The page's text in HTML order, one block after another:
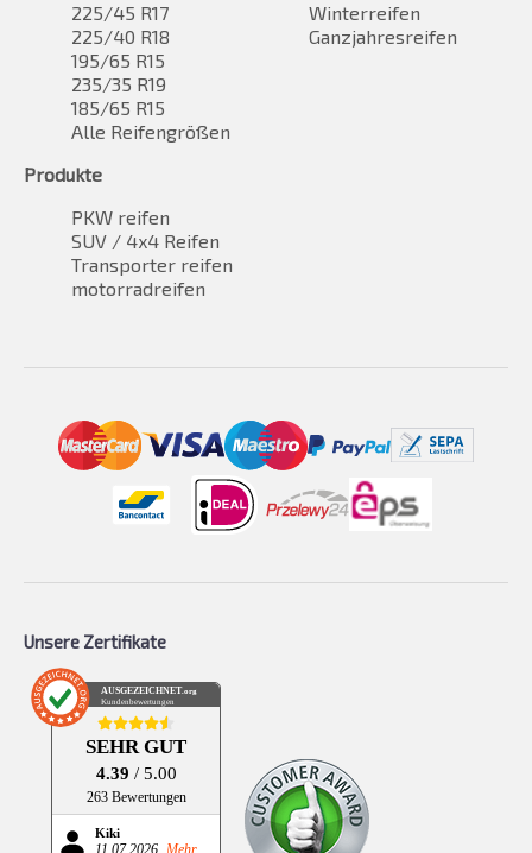
225/45 R17
225/40 R18
195/65 R15
235/35 R19
185/65 R15
Alle Reifengrößen
Winterreifen
Ganzjahresreifen
Produkte
PKW reifen
SUV / 4x4 Reifen
Transporter reifen
motorradreifen
Unsere Zertifikate
AUSGEZEICHNET.org
Kundenbewertungen
SEHR GUT
4.39 / 5.00
263 Bewertungen
Kiki